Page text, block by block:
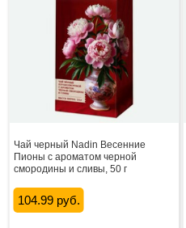
Чай черный Nadin Весенние
Пионы с ароматом черной
смородины и сливы, 50 г
104.99 руб.